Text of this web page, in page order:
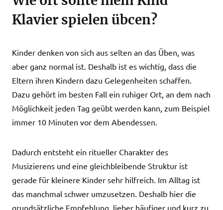
Klavier spielen übcen?
Kinder denken von sich aus selten an das Üben, was
aber ganz normal ist. Deshalb ist es wichtig, dass die
Eltern ihren Kindern dazu Gelegenheiten schaffen.
Dazu gehört im besten Fall ein ruhiger Ort, an dem nach
Möglichkeit jeden Tag geübt werden kann, zum Beispiel
immer 10 Minuten vor dem Abendessen.
Dadurch entsteht ein ritueller Charakter des
Musizierens und eine gleichbleibende Struktur ist
gerade für kleinere Kinder sehr hilfreich. Im Alltag ist
das manchmal schwer umzusetzen. Deshalb hier die
grundsätzliche Empfehlung, lieber häufiger und kurz zu